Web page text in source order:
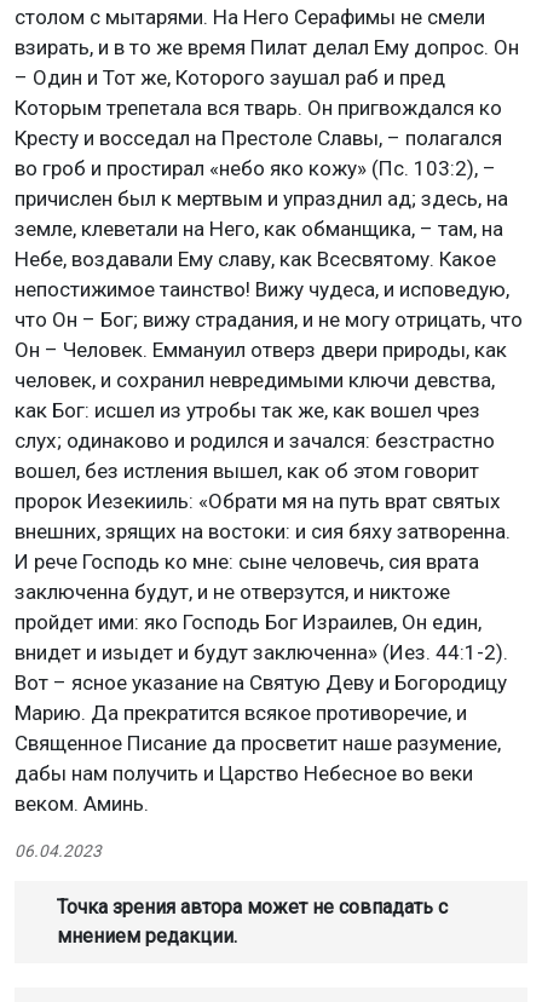
столом с мытарями. На Него Серафимы не смели
взирать, и в то же время Пилат делал Ему допрос. Он
– Один и Тот же, Которого заушал раб и пред
Которым трепетала вся тварь. Он пригвождался ко
Кресту и восседал на Престоле Славы, – полагался
во гроб и простирал «небо яко кожу» (Пс. 103:2), –
причислен был к мертвым и упразднил ад; здесь, на
земле, клеветали на Него, как обманщика, – там, на
Небе, воздавали Ему славу, как Всесвятому. Какое
непостижимое таинство! Вижу чудеса, и исповедую,
что Он – Бог; вижу страдания, и не могу отрицать, что
Он – Человек. Еммануил отверз двери природы, как
человек, и сохранил невредимыми ключи девства,
как Бог: исшел из утробы так же, как вошел чрез
слух; одинаково и родился и зачался: безстрастно
вошел, без истления вышел, как об этом говорит
пророк Иезекииль: «Обрати мя на путь врат святых
внешних, зрящих на востоки: и сия бяху затворенна.
И рече Господь ко мне: сыне человечь, сия врата
заключенна будут, и не отверзутся, и никтоже
пройдет ими: яко Господь Бог Израилев, Он един,
внидет и изыдет и будут заключенна» (Иез. 44:1-2).
Вот – ясное указание на Святую Деву и Богородицу
Марию. Да прекратится всякое противоречие, и
Священное Писание да просветит наше разумение,
дабы нам получить и Царство Небесное во веки
веком. Аминь.
06.04.2023
Точка зрения автора может не совпадать с
мнением редакции.